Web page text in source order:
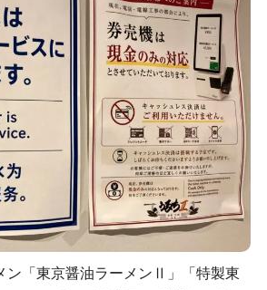
ン「東京醤油ラーメンⅡ」「特製東